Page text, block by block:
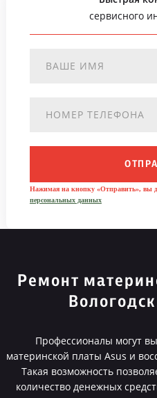
сервисного
Нажимая на кнопку «Отправить», вы
персональных данных
Ремонт
Профессионалы могут
материнской платы Asus и
Такая возможность
количество денежных